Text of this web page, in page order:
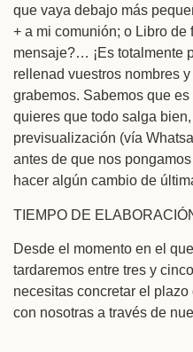
que vaya debajo más
+ a mi comunión; o Libro de
mensaje?… ¡Es totalmente
rellenad vuestros nombres
grabemos. Sabemos que
quieres que todo salga
previsualización (vía
antes de que nos
hacer algún cambio de
TIEMPO DE
Desde el momento en el
tardaremos entre tres y
necesitas concretar el
con nosotras a través de